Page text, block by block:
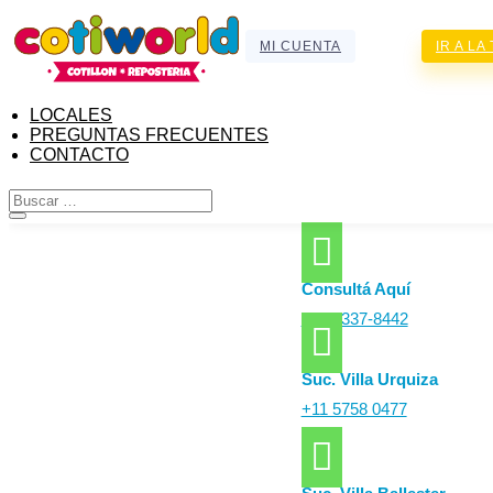
LOCALES
PREGUNTAS FRECUENTES
CONTACTO
MI CUENTA IR A LA

Consultá Aquí
+11 3337-8442

Suc. Villa Urquiza
+11 5758 0477
